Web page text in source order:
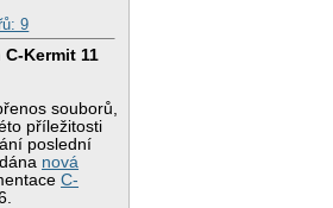
9
C-Kermit 11
souborů,
příležitosti
poslední
nová
C-